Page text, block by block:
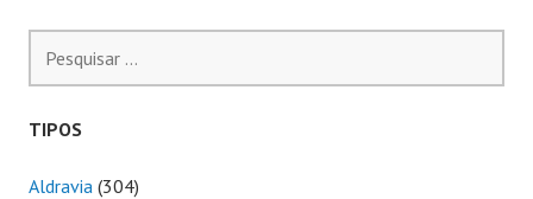
por:
TIPOS
Aldravia (304)